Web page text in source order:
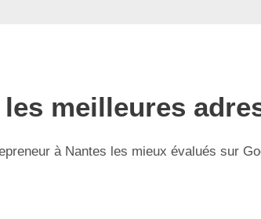
meilleures
à Nantes les mieux évalués sur